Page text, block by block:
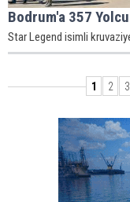
Bodrum'a 357
Star Legend isimli
1 2 3